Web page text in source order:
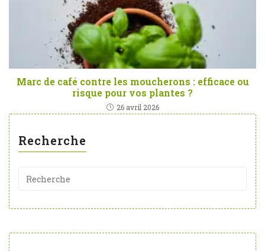
Marc de café contre les moucherons : efficace ou
risque pour vos plantes ?
26 avril 2026
Recherche